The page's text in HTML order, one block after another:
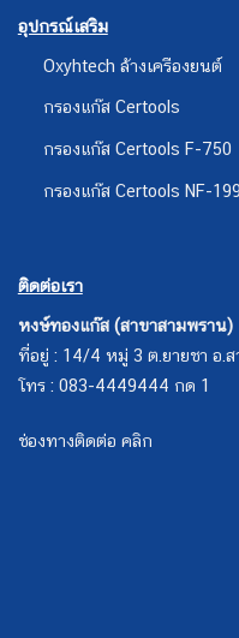
อุปกรณ์เสริม
Oxyhtech ล้างเครืองยนต์
กรองแก๊ส Certools
กรองแก๊ส Certools F-750
กรองแก๊ส Certools NF-199
ติดต่อเรา
หงษ์ทองแก๊ส (สาขาสามพราน)
ที่อยู่ : 14/4 หมู่ 3 ต.ยายชา อ.
โทร : 083-4449444 กด 1
ช่องทางติดต่อ คลิก